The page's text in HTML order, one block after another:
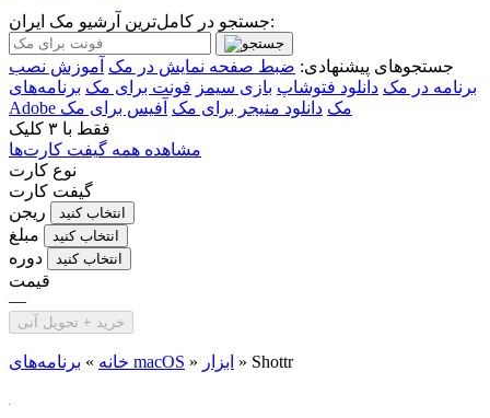
جستجو در کامل‌ترین آرشیو مک ایران:
جستجوهای پیشنهادی: ضبط صفحه نمایش در مک آموزش نصب
برنامه در مک دانلود فتوشاپ بازی سیمز فونت برای مک برنامه‌های
Adobe مک دانلود منیجر برای مک آفیس برای مک
فقط با ۳ کلیک
مشاهده همه گیفت کارت‌ها
نوع کارت
گیفت کارت
ریجن
انتخاب کنید
مبلغ انتخاب کنید
دوره انتخاب کنید
قیمت
—
خرید + تحویل آنی
خانه » برنامه‌های macOS » ابزار » Shottr